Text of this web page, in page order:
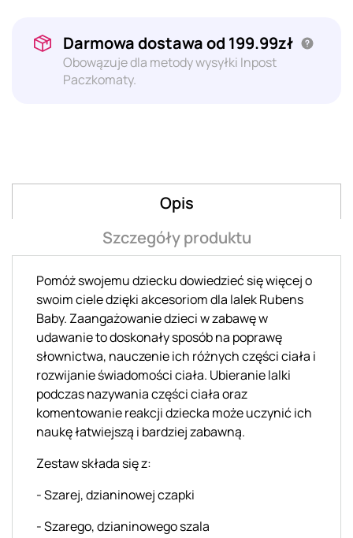
Darmowa dostawa od 199.99zł
Obowązuje dla metody wysyłki Inpost
Paczkomaty.
Opis
Szczegóły produktu
Pomóż swojemu dziecku dowiedzieć się więcej o
swoim ciele dzięki akcesoriom dla lalek Rubens
Baby. Zaangażowanie dzieci w zabawę w
udawanie to doskonały sposób na poprawę
słownictwa, nauczenie ich różnych części ciała i
rozwijanie świadomości ciała. Ubieranie lalki
podczas nazywania części ciała oraz
komentowanie reakcji dziecka może uczynić ich
naukę łatwiejszą i bardziej zabawną.
Zestaw składa się z:
- Szarej, dzianinowej czapki
- Szarego, dzianinowego szala